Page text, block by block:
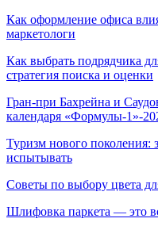
Как оформление офиса
маркетологи
Как выбрать подрядчика
стратегия поиска и оценки
Гран-при Бахрейна и
календаря «Формулы-1»-
Туризм нового поколения:
испытывать
Советы по выбору цвета
Шлифовка паркета — это